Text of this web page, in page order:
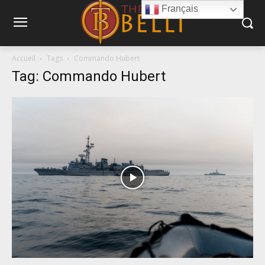
Accueil Tags Commando Hubert
Tag: Commando Hubert
Français